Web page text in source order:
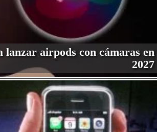
lanzar airpods con cámaras en
2027